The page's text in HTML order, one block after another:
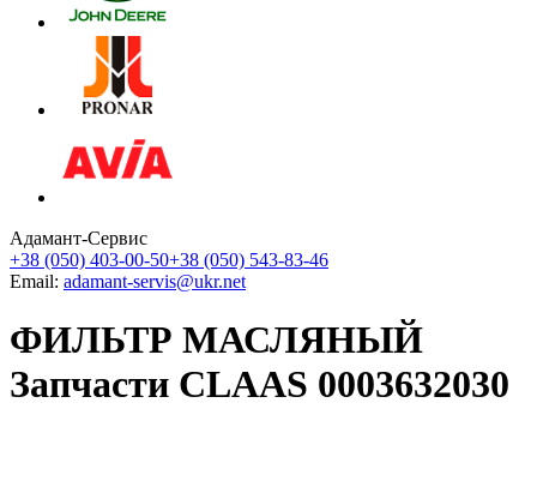
Адамант-Сервис
+38 (050) 403-00-50+38 (050) 543-83-46
Email: adamant-servis@ukr.net
ФИЛЬТР МАСЛЯНЫЙ
Запчасти CLAAS 0003632030